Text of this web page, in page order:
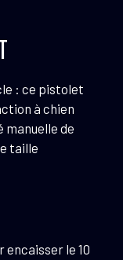
: ce pistolet
à chien
manuelle de
taille
le 10